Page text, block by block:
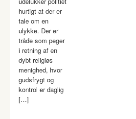
hurtigt at der er
tale om en
ulykke. Der er
tråde som peger
i retning af en
dybt religiøs
menighed, hvor
gudsfrygt og
kontrol er daglig
[…]